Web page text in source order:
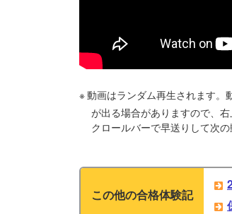
動画はランダム再生されます。
が出る場合がありますので、
クロールバーで早送りして次の
この他の合格体験記